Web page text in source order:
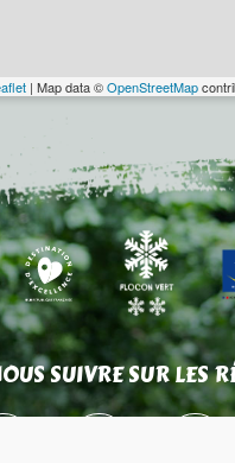
| Map data ©OpenStreetMap
SUIVRE SUR LES